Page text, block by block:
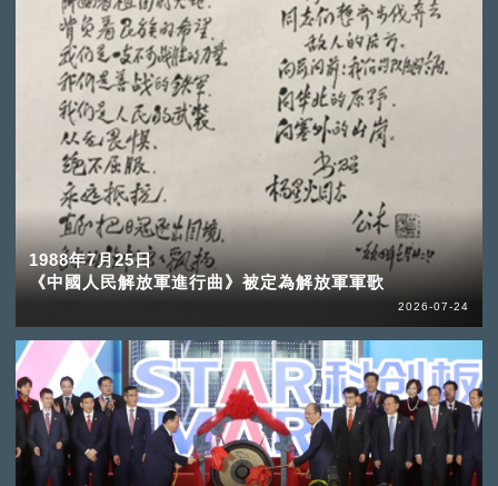
1988年7月25日
《中國人民解放軍進行曲》被定為解放軍軍歌
2026-07-24